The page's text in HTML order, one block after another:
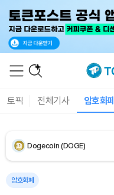
토픽 전체기사 암호화폐
XRP (XRP)
Dogecoin (DOGE)
Bitcoin (BTC)
암호화폐